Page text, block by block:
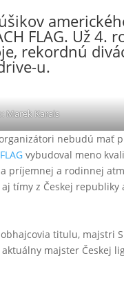
FLAG. Už 4.
rekordnú
u.
Marek Karais
nebudú mať
vybudoval meno
príjemnej a rodinnej
tímy z Českej republiky
titulu, majstri
aktuálny majster Českej